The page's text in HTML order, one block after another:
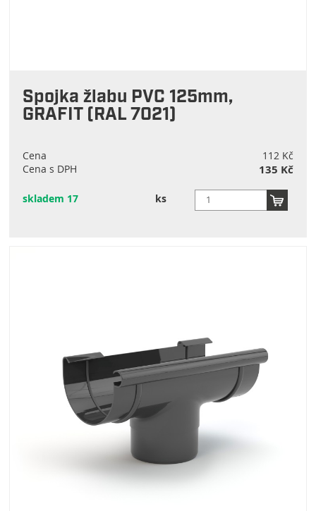
Spojka žlabu PVC 125mm,
GRAFIT (RAL 7021)
Cena
112 Kč
Cena s DPH
135 Kč
skladem 17 ks